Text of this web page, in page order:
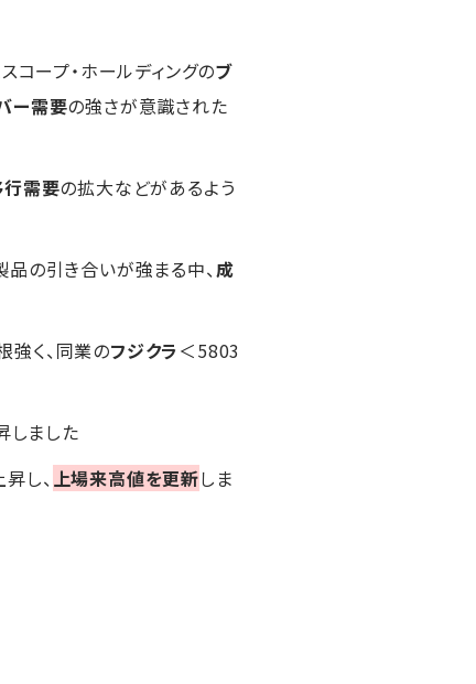
コープ・ホールディングのブ
ー需要の強さが意識された
需要の拡大などがあるよう
の引き合いが強まる中、成
く、同業のフジクラ ＜5803
しました
し、上場来高値を更新しま